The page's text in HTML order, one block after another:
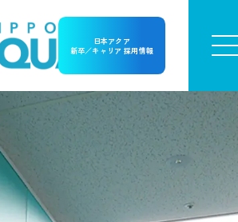
日本アクア
新卒／キャリア 採用情報